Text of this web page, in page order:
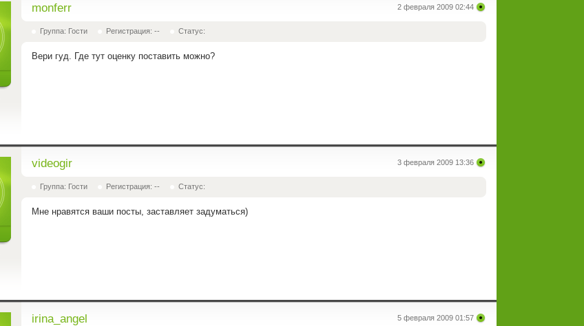
2 февраля 2009 02:44
monferr
Группа: Гости Регистрация: -- Статус:
Вери гуд. Где тут оценку поставить можно?
3 февраля 2009 13:36
videogir
Группа: Гости Регистрация: -- Статус:
Мне нравятся ваши посты, заставляет задуматься)
5 февраля 2009 01:57
irina_angel